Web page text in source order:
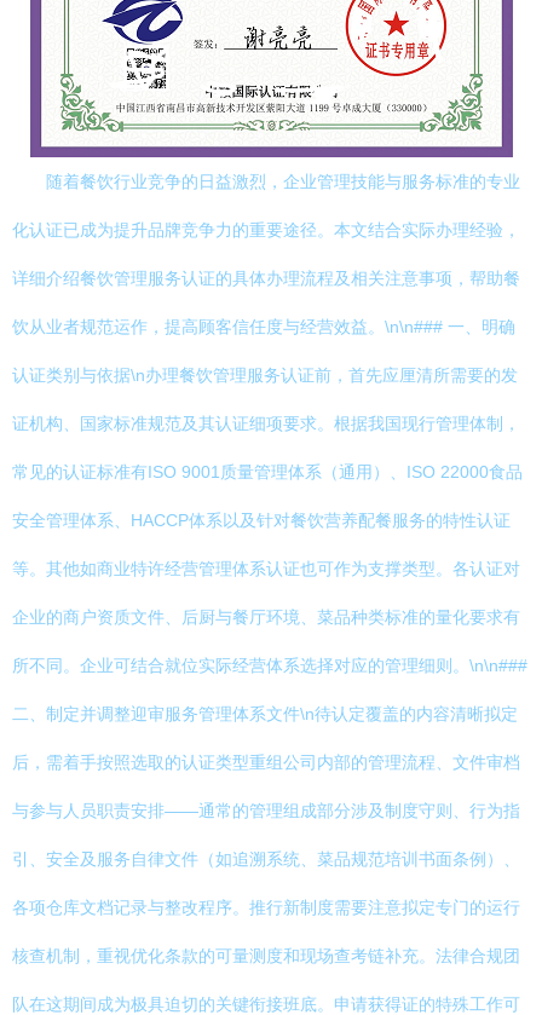
随着餐饮行业竞争的日益激烈，企业管理技能与服务标准的专业
化认证已成为提升品牌竞争力的重要途径。本文结合实际办理经验，
详细介绍餐饮管理服务认证的具体办理流程及相关注意事项，帮助餐
饮从业者规范运作，提高顾客信任度与经营效益。\n\n### 一、明确
认证类别与依据\n办理餐饮管理服务认证前，首先应厘清所需要的发
证机构、国家标准规范及其认证细项要求。根据我国现行管理体制，
常见的认证标准有ISO 9001质量管理体系（通用）、ISO 22000食品
安全管理体系、HACCP体系以及针对餐饮营养配餐服务的特性认证
等。其他如商业特许经营管理体系认证也可作为支撑类型。各认证对
企业的商户资质文件、后厨与餐厅环境、菜品种类标准的量化要求有
所不同。企业可结合就位实际经营体系选择对应的管理细则。\n\n###
二、制定并调整迎审服务管理体系文件\n待认定覆盖的内容清晰拟定
后，需着手按照选取的认证类型重组公司内部的管理流程、文件审档
与参与人员职责安排——通常的管理组成部分涉及制度守则、行为指
引、安全及服务自律文件（如追溯系统、菜品规范培训书面条例）、
各项仓库文档记录与整改程序。推行新制度需要注意拟定专门的运行
核查机制，重视优化条款的可量测度和现场查考链补充。法律合规团
队在这期间成为极具迫切的关键衔接班底。申请获得证的特殊工作可